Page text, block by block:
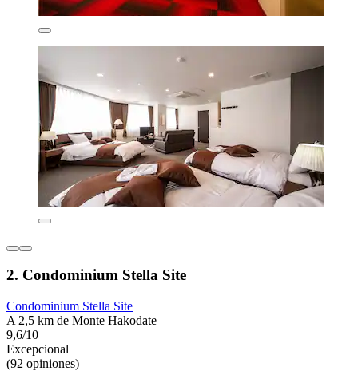
2. Condominium Stella Site
Condominium Stella Site
A 2,5 km de Monte Hakodate
9,6/10
Excepcional
(92 opiniones)